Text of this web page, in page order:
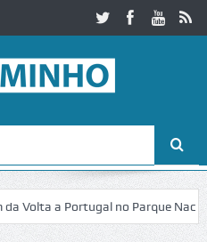
no Parque Nacional da